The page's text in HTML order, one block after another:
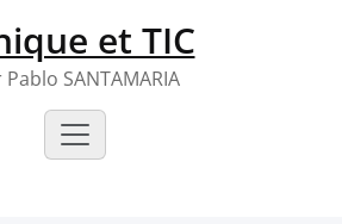
et TIC
SANTAMARIA